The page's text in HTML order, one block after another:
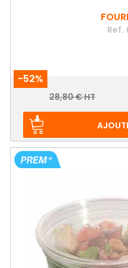
Ref.
-52%
Prix
Prix
28,80 € HT